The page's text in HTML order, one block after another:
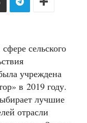
сельского
учреждена
в 2019 году.
лучшие
отрасли